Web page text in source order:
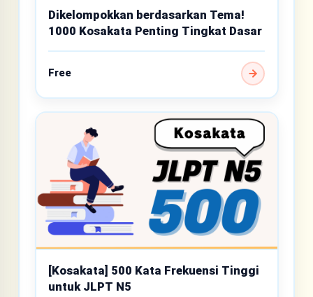
Dikelompokkan berdasarkan Tema!
1000 Kosakata Penting Tingkat Dasar
Free
[Kosakata] 500 Kata Frekuensi Tinggi
untuk JLPT N5